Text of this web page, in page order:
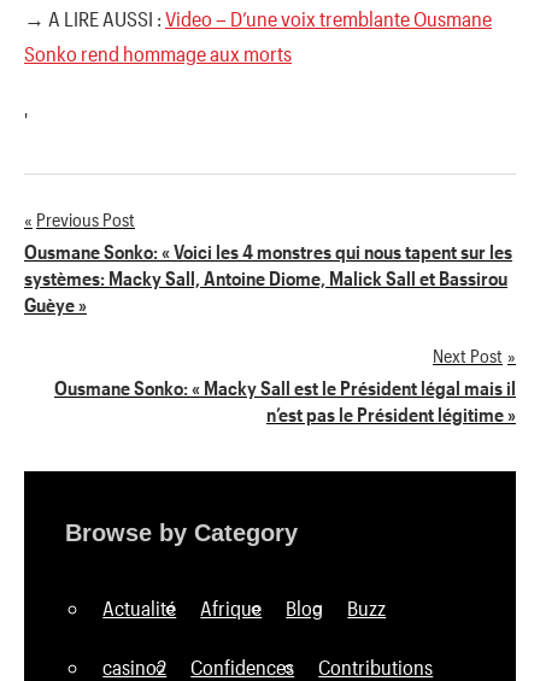
→ A LIRE AUSSI : Video – D’une voix tremblante Ousmane
Sonko rend hommage aux morts
'
Navigation
de
Previous Post
Ousmane Sonko: « Voici les 4 monstres qui nous tapent sur les
systèmes: Macky Sall, Antoine Diome, Malick Sall et Bassirou
Guèye »
Next Post
Ousmane Sonko: « Macky Sall est le Président légal mais il
n’est pas le Président légitime »
Browse by Category
Actualité Afrique Blog Buzz
casino2 Confidences Contributions